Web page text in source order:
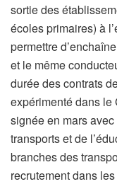
sortie des
écoles primaires) à
permettre
et le même
durée des contrats
expérimenté dans le
signée en mars
transports et de
branches des
recrutement dans